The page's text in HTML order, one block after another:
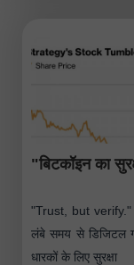
"बिटकॉइन का
"Trust, but verify."
लंबे समय से डिजिटल
धारकों के लिए सुरक्षा